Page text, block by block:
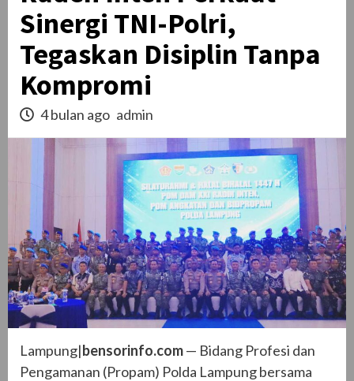
Sinergi TNI-Polri,
Tegaskan Disiplin Tanpa
Kompromi
4 bulan ago admin
Lampung|bensorinfo.com— Bidang Profesi dan
Pengamanan (Propam) Polda Lampung bersama